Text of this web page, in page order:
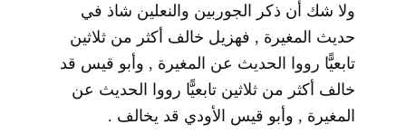
ولا شك أن ذكر الجوربين والنعلين شاذ في
حديث المغيرة , فهزيل خالف أكثر من ثلاثين
تابعيًّا رووا الحديث عن المغيرة , وأبو قيس قد
خالف أكثر من ثلاثين تابعيًّا رووا الحديث عن
المغيرة , وأبو قيس الأودي قد يخالف .